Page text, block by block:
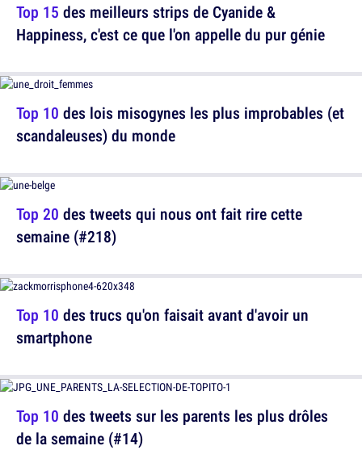
Top 15 des meilleurs strips de Cyanide &
Happiness, c'est ce que l'on appelle du pur génie
Top 20 des tweets qui nous ont fait rire cette
semaine (#218)
Top 10 des tweets sur les parents les plus drôles
de la semaine (#14)
Top 10 des lois misogynes les plus improbables (et
scandaleuses) du monde
Top 10 des trucs qu'on faisait avant d'avoir un
smartphone